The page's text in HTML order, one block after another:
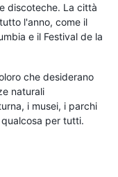
discoteche. La città
l'anno, come il
e il Festival de la
che desiderano
naturali
i musei, i parchi
per tutti.